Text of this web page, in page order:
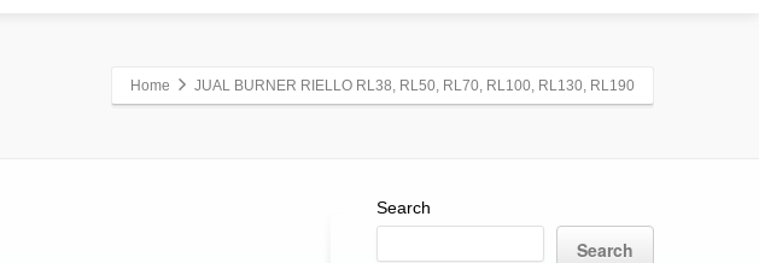
Home JUAL BURNER RIELLO RL38, RL50, RL70, RL100, RL130, RL190
Search
Search